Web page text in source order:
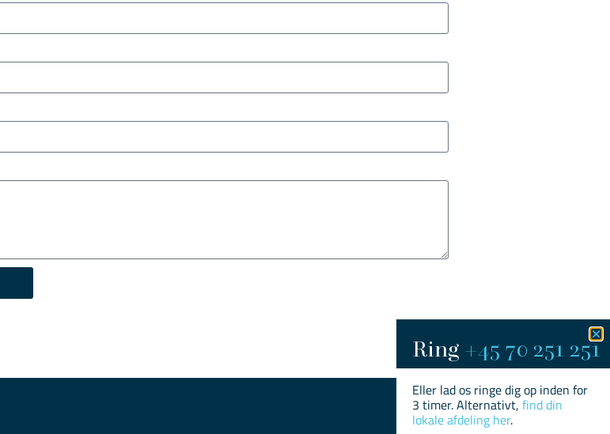
Ring +45 70 251 251​
Eller lad os ringe dig op inden for
3 timer. Alternativt, find din
lokale afdeling her.